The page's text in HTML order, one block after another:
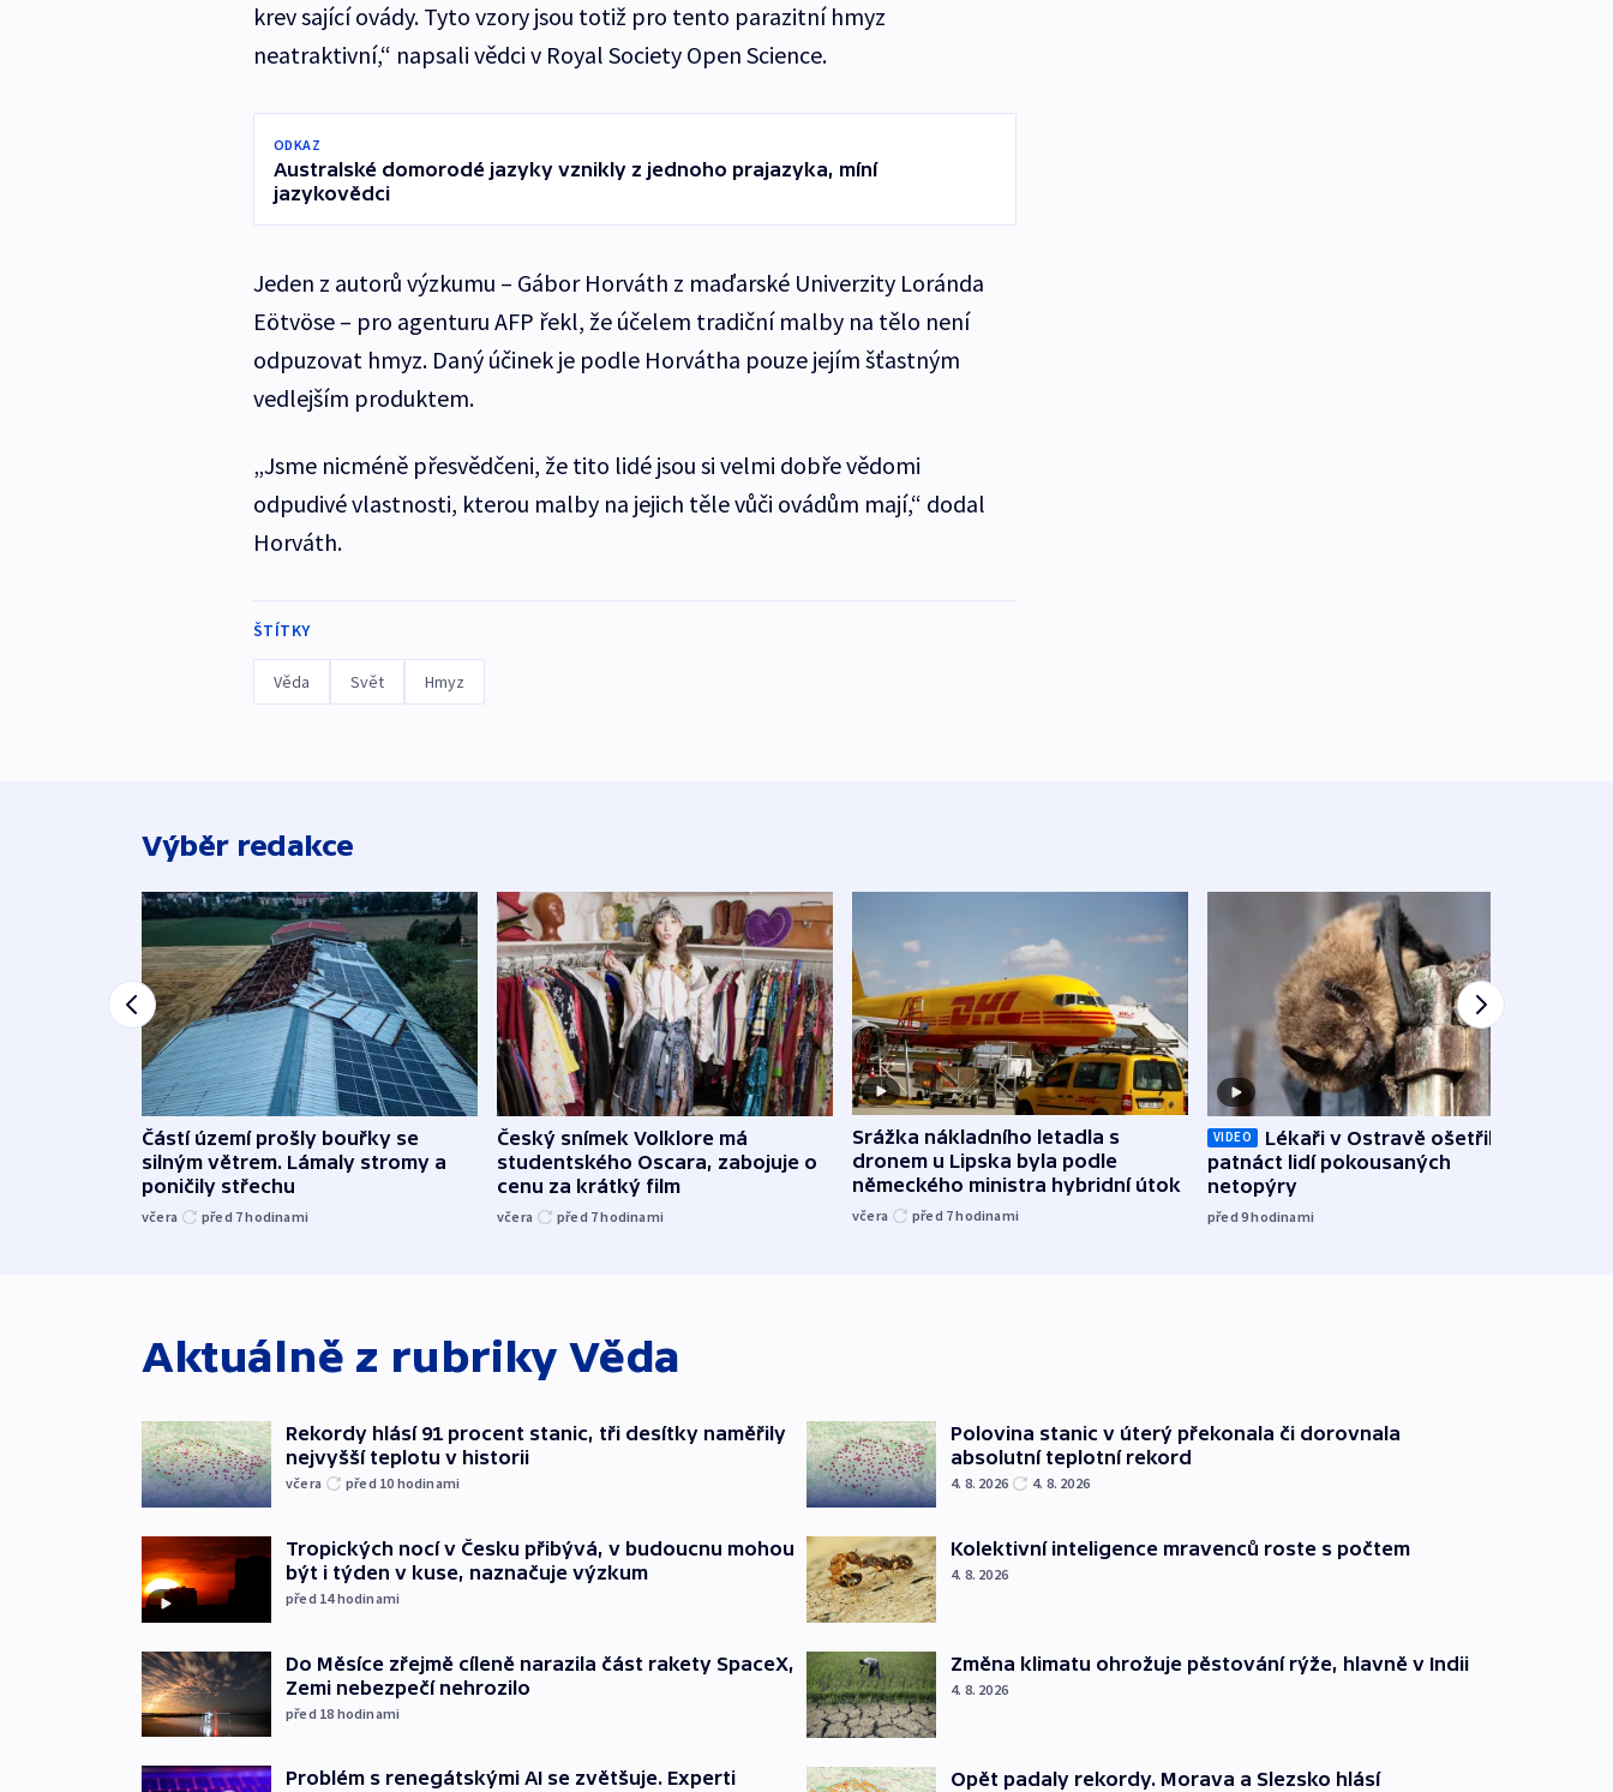
krev sající ovády. Tyto vzory jsou totiž pro tento parazitní hmyz
neatraktivní,“ napsali vědci v Royal Society Open Science.
ODKAZ
Australské domorodé jazyky vznikly z jednoho prajazyka, míní
jazykovědci
Jeden z autorů výzkumu – Gábor Horváth z maďarské Univerzity Loránda
Eötvöse – pro agenturu AFP řekl, že účelem tradiční malby na tělo není
odpuzovat hmyz. Daný účinek je podle Horvátha pouze jejím šťastným
vedlejším produktem.
„Jsme nicméně přesvědčeni, že tito lidé jsou si velmi dobře vědomi
odpudivé vlastnosti, kterou malby na jejich těle vůči ovádům mají,“ dodal
Horváth.
ŠTÍTKY
Věda Svět Hmyz
Výběr redakce
Částí území prošly bouřky se
silným větrem. Lámaly stromy a
poničily střechu
včera před 7hodinami
Český snímek Volklore má
studentského Oscara, zabojuje o
cenu za krátký film
včera před 7hodinami
Srážka nákladního letadla s
dronem u Lipska byla podle
německého ministra hybridní útok
včera před 7hodinami
VIDEO
Lékaři v Ostravě ošetřili už
patnáct lidí pokousaných
netopýry
před 9hodinami
Aktuálně z rubrikyVěda
Rekordy hlásí 91 procent stanic, tři desítky naměřily
nejvyšší teplotu v historii
včera před 10 hodinami
Tropických nocí v Česku přibývá, v budoucnu mohou
být i týden v kuse, naznačuje výzkum
před 14hodinami
Do Měsíce zřejmě cíleně narazila část rakety SpaceX,
Zemi nebezpečí nehrozilo
před 18 hodinami
Problém s renegátskými AI se zvětšuje. Experti
Polovina stanic v úterý překonala či dorovnala
absolutní teplotní rekord
4. 8. 2026 4. 8. 2026
Kolektivní inteligence mravenců roste s počtem
4. 8. 2026
Změna klimatu ohrožuje pěstování rýže, hlavně v Indii
4. 8. 2026
Opět padaly rekordy. Morava a Slezsko hlásí